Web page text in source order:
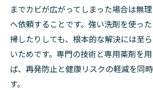
までカビが広がってしまった場合は無
へ依頼することです。強い洗剤を使っ
掃したりしても、根本的な解決には至
いためです。専門の技術と専用薬剤を
ば、再発防止と健康リスクの軽減を同
す。